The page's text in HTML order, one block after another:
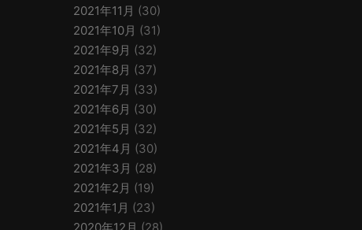
2021年11月 (30)
2021年10月 (31)
2021年9月 (32)
2021年8月 (37)
2021年7月 (33)
2021年6月 (30)
2021年5月 (32)
2021年4月 (30)
2021年3月 (28)
2021年2月 (19)
2021年1月 (23)